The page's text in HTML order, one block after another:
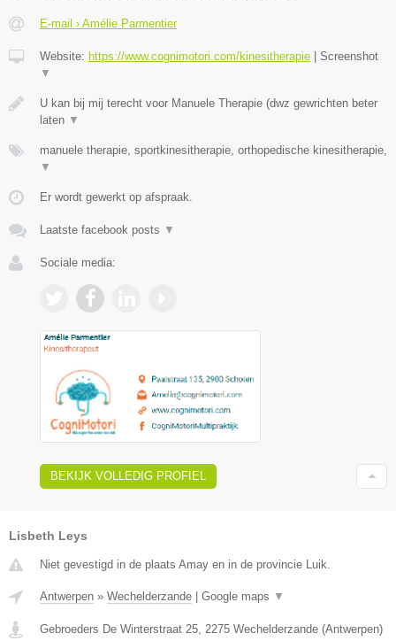
E-mail › Amélie Parmentier
Website: https://www.cognimotori.com/kinesitherapie
Screenshot
▼
U kan bij mij terecht voor Manuele Therapie (dwz gewrichten beter
laten ▼
manuele therapie, sportkinesitherapie, orthopedische kinesitherapie,
▼
Er wordt gewerkt op afspraak.
Laatste facebook posts ▼
Sociale media:
BEKIJK VOLLEDIG PROFIEL
Lisbeth Leys
Niet gevestigd in de plaats Amay en in de provincie Luik.
Antwerpen » Wechelderzande Google maps ▼
Gebroeders De Winterstraat 25 2275 Wechelderzande (Antwerpen)